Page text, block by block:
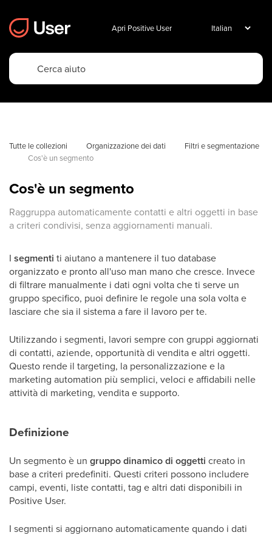
Apri Positive User
Tutte le collezioni Organizzazione dei dati
Filtri e segmentazione
Cos'è un segmento
Cos'è un segmento
Raggruppa automaticamente contatti e altri oggetti in base
a criteri condivisi, senza aggiornamenti manuali.
I segmenti ti aiutano a mantenere il tuo database
organizzato e pronto all'uso man mano che cresce. Invece
di filtrare manualmente i dati ogni volta che ti serve un
gruppo specifico, puoi definire le regole una sola volta e
lasciare che sia il sistema a fare il lavoro per te.
Utilizzando i segmenti, lavori sempre con gruppi aggiornati
di contatti, aziende, opportunità di vendita e altri oggetti.
Questo rende il targeting, la personalizzazione e la
marketing automation più semplici, veloci e affidabili nelle
attività di marketing, vendita e supporto.
Definizione
Un segmento è un gruppo dinamico di oggetti creato in
base a criteri predefiniti. Questi criteri possono includere
campi, eventi, liste contatti, tag e altri dati disponibili in
Positive User.
I segmenti si aggiornano automaticamente quando i dati